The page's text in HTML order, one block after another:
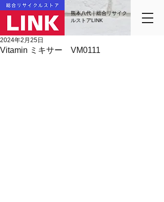
熊本八代｜総合リサイク
ルストアLINK
Vitamin ミキサー VM0111
2024年2月25日